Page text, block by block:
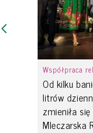
Współpraca
Od kilku
litrów
zmieniła
Mleczarska